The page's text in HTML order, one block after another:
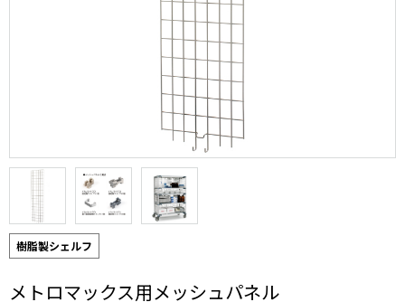
樹脂製シェルフ
メトロマックス用メッシュパネル